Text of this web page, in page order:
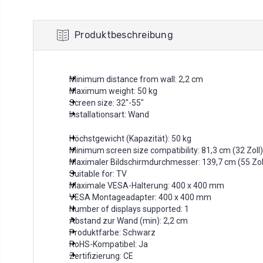
Produktbeschreibung
Minimum distance from wall: 2,2 cm
Maximum weight: 50 kg
Screen size: 32"-55"
Installationsart: Wand
Höchstgewicht (Kapazität): 50 kg
Minimum screen size compatibility: 81,3 cm (32 Zoll)
Maximaler Bildschirmdurchmesser: 139,7 cm (55
Suitable for: TV
Maximale VESA-Halterung: 400 x 400 mm
VESA Montageadapter: 400 x 400 mm
Number of displays supported: 1
Abstand zur Wand (min): 2,2 cm
Produktfarbe: Schwarz
RoHS-Kompatibel: Ja
Zertifizierung: CE